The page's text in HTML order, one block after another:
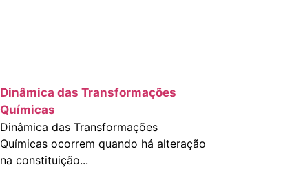
Dinâmica das Transformações
Químicas
Dinâmica das Transformações
Químicas ocorrem quando há alteração
na constituição...